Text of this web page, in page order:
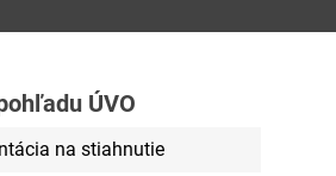
ÚVO
na stiahnutie